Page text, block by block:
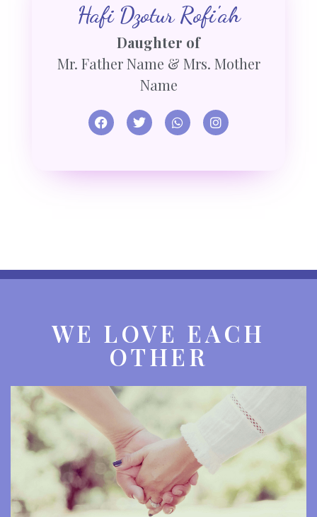
Hafi Dzotur Rofi'ah
Daughter of
Mr. Father Name & Mrs. Mother
Name
WE LOVE EACH
OTHER